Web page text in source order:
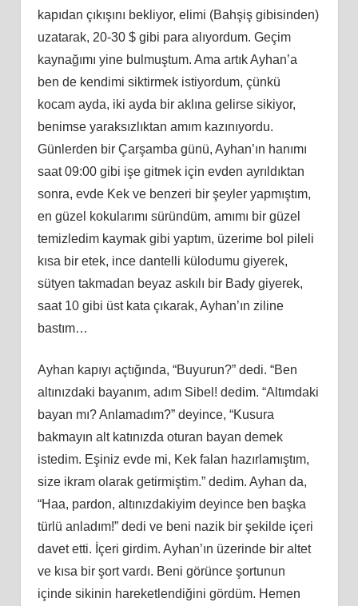
kapıdan çıkışını bekliyor, elimi (Bahşiş gibisinden)
uzatarak, 20-30 $ gibi para alıyordum. Geçim
kaynağımı yine bulmuştum. Ama artık Ayhan’a
ben de kendimi siktirmek istiyordum, çünkü
kocam ayda, iki ayda bir aklına gelirse sikiyor,
benimse yaraksızlıktan amım kazınıyordu.
Günlerden bir Çarşamba günü, Ayhan’ın hanımı
saat 09:00 gibi işe gitmek için evden ayrıldıktan
sonra, evde Kek ve benzeri bir şeyler yapmıştım,
en güzel kokularımı süründüm, amımı bir güzel
temizledim kaymak gibi yaptım, üzerime bol pileli
kısa bir etek, ince dantelli külodumu giyerek,
sütyen takmadan beyaz askılı bir Bady giyerek,
saat 10 gibi üst kata çıkarak, Ayhan’ın ziline
bastım…
Ayhan kapıyı açtığında, “Buyurun?” dedi. “Ben
altınızdaki bayanım, adım Sibel! dedim. “Altımdaki
bayan mı? Anlamadım?” deyince, “Kusura
bakmayın alt katınızda oturan bayan demek
istedim. Eşiniz evde mi, Kek falan hazırlamıştım,
size ikram olarak getirmiştim.” dedim. Ayhan da,
“Haa, pardon, altınızdakiyim deyince ben başka
türlü anladım!” dedi ve beni nazik bir şekilde içeri
davet etti. İçeri girdim. Ayhan’ın üzerinde bir altet
ve kısa bir şort vardı. Beni görünce şortunun
içinde sikinin hareketlendiğini gördüm. Hemen